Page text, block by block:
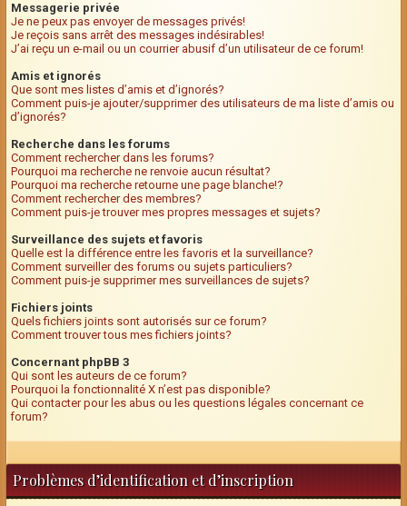
Messagerie privée
Je ne peux pas envoyer de messages privés!
Je reçois sans arrêt des messages indésirables!
J’ai reçu un e-mail ou un courrier abusif d’un utilisateur de ce forum!
Amis et ignorés
Que sont mes listes d’amis et d’ignorés?
Comment puis-je ajouter/supprimer des utilisateurs de ma liste d’amis ou
d’ignorés?
Recherche dans les forums
Comment rechercher dans les forums?
Pourquoi ma recherche ne renvoie aucun résultat?
Pourquoi ma recherche retourne une page blanche!?
Comment rechercher des membres?
Comment puis-je trouver mes propres messages et sujets?
Surveillance des sujets et favoris
Quelle est la différence entre les favoris et la surveillance?
Comment surveiller des forums ou sujets particuliers?
Comment puis-je supprimer mes surveillances de sujets?
Fichiers joints
Quels fichiers joints sont autorisés sur ce forum?
Comment trouver tous mes fichiers joints?
Concernant phpBB 3
Qui sont les auteurs de ce forum?
Pourquoi la fonctionnalité X n’est pas disponible?
Qui contacter pour les abus ou les questions légales concernant ce
forum?
Problèmes d’identification et d’inscription